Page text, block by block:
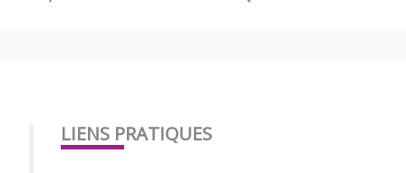
LIENS PRATIQUES